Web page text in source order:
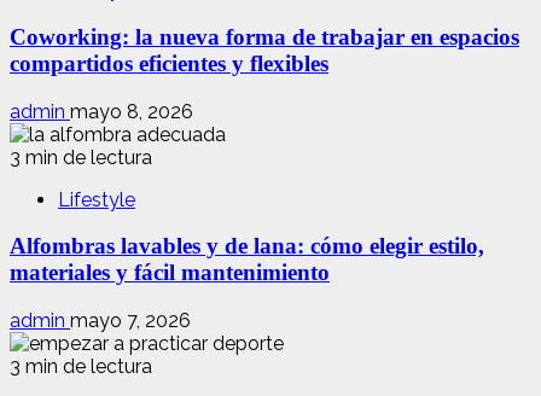
Coworking: la nueva forma de trabajar en espacios
compartidos eficientes y flexibles
admin mayo 8, 2026
3 min de lectura
Lifestyle
Alfombras lavables y de lana: cómo elegir estilo,
materiales y fácil mantenimiento
admin mayo 7, 2026
3 min de lectura